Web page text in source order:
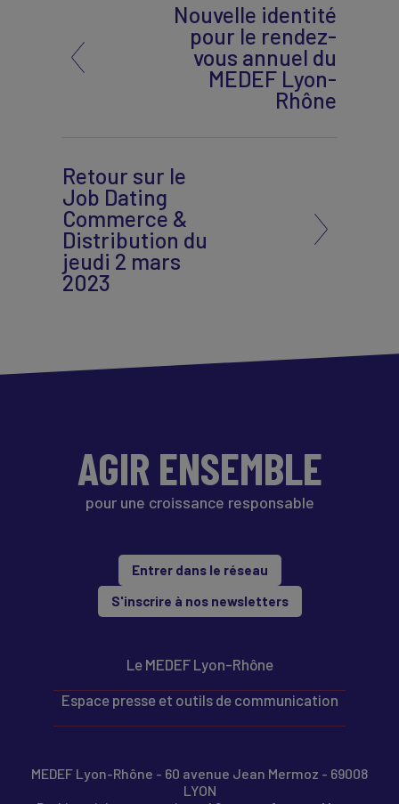
Nouvelle identité
pour le rendez-
vous annuel du
MEDEF Lyon-
Rhône
Retour sur le
Job Dating
Commerce &
Distribution du
jeudi 2 mars
2023
AGIR ENSEMBLE
pour une croissance responsable
Entrer dans le réseau
S'inscrire à nos newsletters
Le MEDEF Lyon-Rhône
Espace presse et outils de communication
MEDEF Lyon-Rhône - 60 avenue Jean Mermoz - 69008
LYON